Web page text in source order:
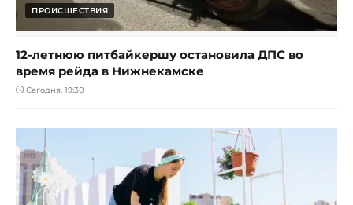
ПРОИСШЕСТВИЯ
12-летнюю питбайкершу остановила ДПС во
время рейда в Нижнекамске
Сегодня, 19:30